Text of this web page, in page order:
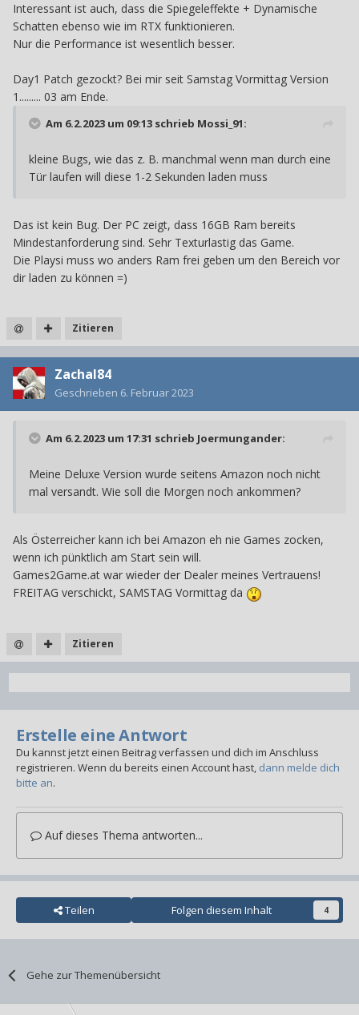
Interessant ist auch, dass die Spiegeleffekte + Dynamische
Schatten ebenso wie im RTX funktionieren.
Nur die Performance ist wesentlich besser.
Day1 Patch gezockt? Bei mir seit Samstag Vormittag Version
1......... 03 am Ende.
Am 6.2.2023 um 09:13 schrieb Mossi_91:
kleine Bugs, wie das z. B. manchmal wenn man durch eine
Tür laufen will diese 1-2 Sekunden laden muss
Das ist kein Bug. Der PC zeigt, dass 16GB Ram bereits
Mindestanforderung sind. Sehr Texturlastig das Game.
Die Playsi muss wo anders Ram frei geben um den Bereich vor
dir laden zu können =)
Zitieren
Zachal84
Geschrieben 6. Februar 2023
Am 6.2.2023 um 17:31 schrieb Joermungander:
Meine Deluxe Version wurde seitens Amazon noch nicht
mal versandt. Wie soll die Morgen noch ankommen?
Als Österreicher kann ich bei Amazon eh nie Games zocken,
wenn ich pünktlich am Start sein will.
Games2Game.at war wieder der Dealer meines Vertrauens!
FREITAG verschickt, SAMSTAG Vormittag da
Zitieren
Erstelle eine Antwort
Du kannst jetzt einen Beitrag verfassen und dich im Anschluss
registrieren. Wenn du bereits einen Account hast, dann melde dich
bitte an.
Auf dieses Thema antworten...
Teilen Folgen diesem Inhalt 4
Gehe zur Themenübersicht